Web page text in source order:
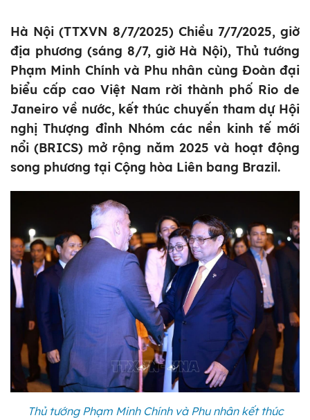
Hà Nội (TTXVN 8/7/2025) Chiều 7/7/2025, giờ
địa phương (sáng 8/7, giờ Hà Nội), Thủ tướng
Phạm Minh Chính và Phu nhân cùng Đoàn đại
biểu cấp cao Việt Nam rời thành phố Rio de
Janeiro về nước, kết thúc chuyến tham dự Hội
nghị Thượng đỉnh Nhóm các nền kinh tế mới
nổi (BRICS) mở rộng năm 2025 và hoạt động
song phương tại Cộng hòa Liên bang Brazil.
Thủ tướng Phạm Minh Chính và Phu nhân kết thúc